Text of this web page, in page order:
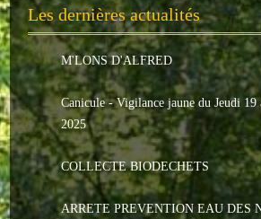
L'Echo de Nuaillé
Tarifs et locations
Galeries photos
INDISPENSABLES
Nouveaux arrivants
Le PACS
Les dernières actualités
M'LONS D'ALFRED
Canicule - Vigilance jaune du Jeudi
2025
COLLECTE BIODECHETS
ARRETE PREVENTION EAU DES